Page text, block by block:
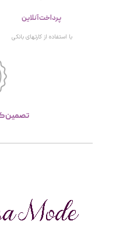
پرداخت آنلاین
با استفاده از کارتهای بانکی
تصمین